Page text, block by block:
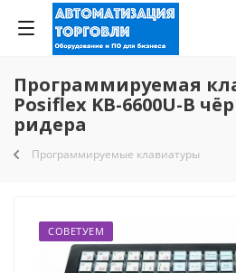
Программируемая
Posiflex KB-6600U-B
ридера
Программируемые клавиатуры
СОВЕТУЕМ